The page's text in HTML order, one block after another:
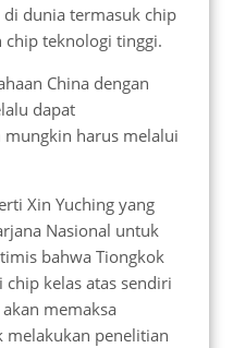
dunia termasuk chip
teknologi tinggi.
China dengan
dapat
harus melalui
Xin Yuching yang
Nasional untuk
bahwa Tiongkok
kelas atas sendiri
memaksa
melakukan penelitian